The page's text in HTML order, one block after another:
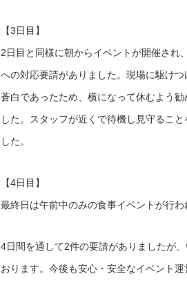
【3日目】
2日目と同様に朝からイベントが開催され
への対応要請がありました。現場に駆け
蒼白であったため、横になって休むよう
した。スタッフが近くで待機し見守るこ
した。
【4日目】
最終日は午前中のみの食事イベントが行
4日間を通して2件の要請がありましたが
おります。今後も安心・安全なイベント